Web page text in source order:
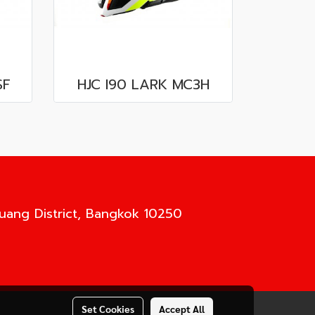
HJC I90 LARK MC3H
District, Bangkok 10250
Set Cookies Accept All